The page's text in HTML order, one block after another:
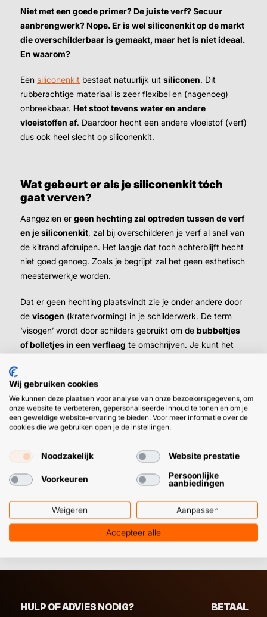
Niet met een goede primer? De juiste verf? Secuur
aanbrengwerk? Nope. Er is wel siliconenkit op de markt
die overschilderbaar is gemaakt, maar het is niet ideaal.
En waarom?
Een siliconenkit bestaat natuurlijk uit siliconen. Dit
rubberachtige materiaal is zeer flexibel en (nagenoeg)
onbreekbaar. Het stoot tevens water en andere
vloeistoffen af. Daardoor hecht een andere vloeistof (verf)
dus ook heel slecht op siliconenkit.
Wat gebeurt er als je siliconenkit tóch
gaat verven?
Aangezien er geen hechting zal optreden tussen de verf
en je siliconenkit, zal bij overschilderen je verf al snel van
de kitrand afdruipen. Het laagje dat toch achterblijft hecht
niet goed genoeg. Zoals je begrijpt zal het geen esthetisch
meesterwerkje worden.
Dat er geen hechting plaatsvindt zie je onder andere door
de visogen (kratervorming) in je schilderwerk. De term
‘visogen’ wordt door schilders gebruikt om de bubbeltjes
of bolletjes in een verflaag te omschrijven. Je kunt het
Een andere overschilderbare kit of de
juiste kleur siliconenkit?
beste. Gelukkig bestel je ‘m in verschillende kleuren. Kies
kit nodig? Kijk dan eens bij onze
beglazingskit.
HULP OF ADVIES NODIG?
BETAAL
Wij gebruiken cookies
We kunnen deze plaatsen voor analyse van onze bezoekersgegevens, om
onze website te verbeteren, gepersonaliseerde inhoud te tonen en om je
een geweldige website-ervaring te bieden. Voor meer informatie over de
cookies die we gebruiken open je de instellingen.
Noodzakelijk Website prestatie
Voorkeuren
Persoonlijke
aanbiedingen
Weigeren Aanpassen
Accepteer alle